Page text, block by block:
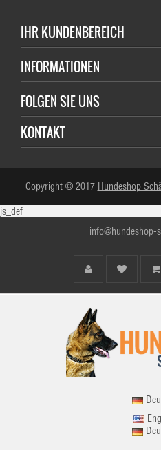
IHR KUNDENBEREICH
INFORMATIONEN
FOLGEN SIE UNS
KONTAKT
Copyright © 2017 Hundeshop
js_def
info@hundeshop-